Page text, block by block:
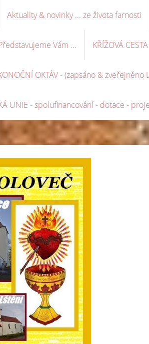
Aktuality & novinky ... ze života farnosti
Vám ... KŘÍŽOVÁ CESTA
OKTÁV - (zapsáno & zveřejněno
UNIE - spolufinancování - dotace -